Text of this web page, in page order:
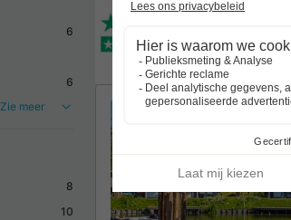
6
6
Zie meer
8
10
Trustpilot
Al 10.064+